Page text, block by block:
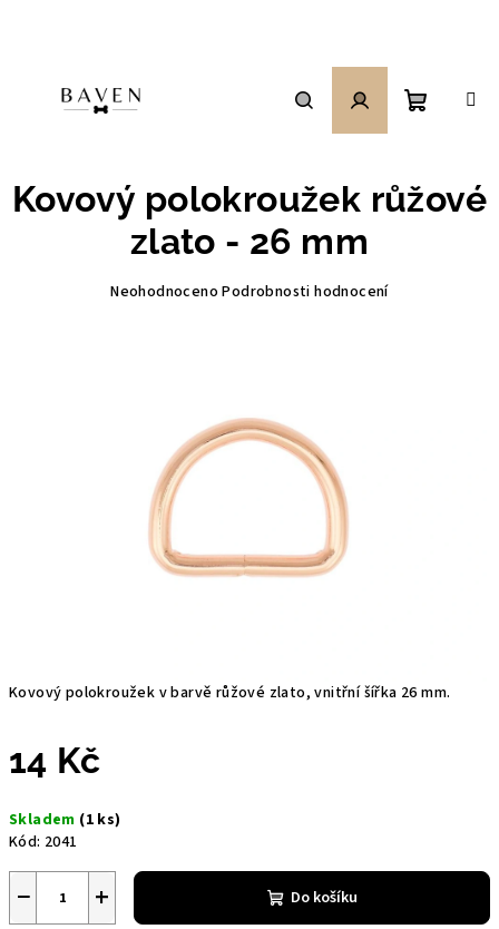
HledatPřihlášení
košík
Kovový polokroužek v barvě růžové zlato, vnitřní šířka 26 mm.
14 Kč
cena:
Skladem (1 ks)
Kód: 2041
+
− Do košíku
Kovový polokroužek růžové
zlato - 26 mm
Průměrné
hvězdiček.
Neohodnoceno Podrobnosti hodnocení